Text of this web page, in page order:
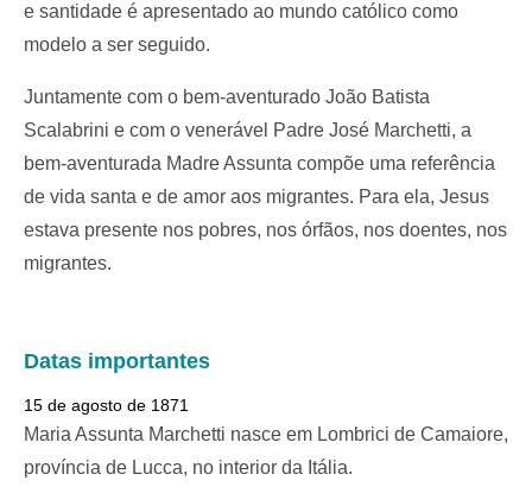
e santidade é apresentado ao mundo católico como
modelo a ser seguido.
Juntamente com o bem-aventurado João Batista
Scalabrini e com o venerável Padre José Marchetti, a
bem-aventurada Madre Assunta compõe uma referência
de vida santa e de amor aos migrantes. Para ela, Jesus
estava presente nos pobres, nos órfãos, nos doentes, nos
migrantes.
Datas importantes
15 de agosto de 1871
Maria Assunta Marchetti nasce em Lombrici de Camaiore,
província de Lucca, no interior da Itália.